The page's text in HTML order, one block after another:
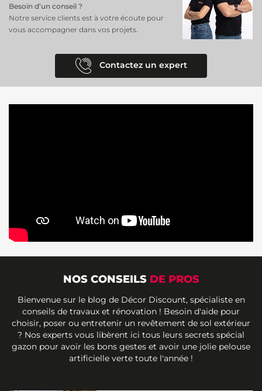
Besoin d’un conseil ?
Notre service clients est à votre écoute pour
vous accompagner dans vos projets.
Contactez un expert
NOS CONSEILS DE PROS
Bienvenue sur le blog de Décor Discount, spécialiste en
conseils de travaux et rénovation ! Besoin d'aide pour
choisir, poser ou entretenir un revêtement de sol extérieur
? Nos experts vous libèrent ici tous leurs secrets spécial
gazon pour avoir les bons gestes et avoir une jolie pelouse
artificielle verte toute l'année !